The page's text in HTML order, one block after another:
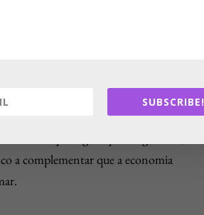
ou deveria já ter aprendido, a
nebuloso e falta de
a complementar que a economia
SUBSCRIBE!